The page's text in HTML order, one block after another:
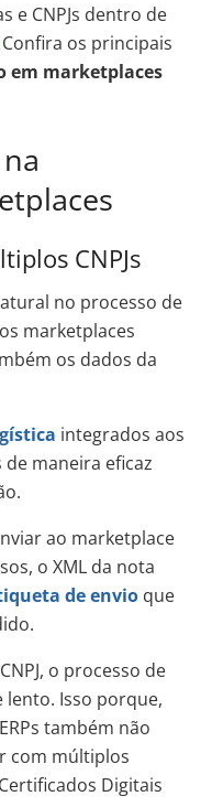
e CNPJs dentro de
Confira os principais
em marketplaces
CNPJs
no processo de
marketplaces
os dados da
integrados aos
maneira eficaz
ao marketplace
o XML da nota
de envio que
o processo de
Isso porque,
também não
com múltiplos
Digitais